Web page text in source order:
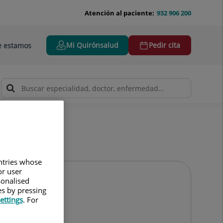
932 906 200
Atención al paciente:
estamos Mi Quirónsalud Pedir cita
whose
user
by pressing
. For